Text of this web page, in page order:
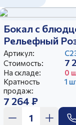
Бокал с
Рельефный
Артикул:
Стоимость:
7
На складе:
0
Кратность
продаж:
1
7 264 ₽